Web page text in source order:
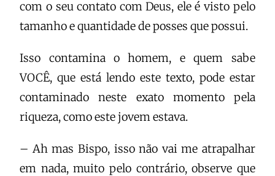
com o seu contato com Deus, ele é visto pelo
tamanho e quantidade de posses que possui.
Isso contamina o homem, e quem sabe
VOCÊ, que está lendo este texto, pode estar
contaminado neste exato momento pela
riqueza, como este jovem estava.
– Ah mas Bispo, isso não vai me atrapalhar
em nada, muito pelo contrário, observe que